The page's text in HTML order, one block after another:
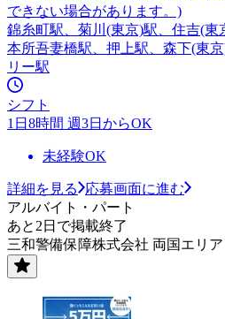
できない場合があります。)
錦糸町駅、菊川(東京)駅、住吉(東
本所吾妻橋駅、押上駅、森下(東
リー駅
シフト
1日8時間 週3日からOK
未経験OK
詳細を見る
応募画面に進む
アルバイト・パート
あと2日で掲載終了
三和警備保障株式会社 両国エリア